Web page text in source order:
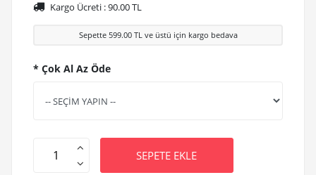
Kargo Ücreti :90.00TL
Sepette 599.00TL ve üstü için kargo bedava
* Çok Al Az Öde
SEPETE EKLE